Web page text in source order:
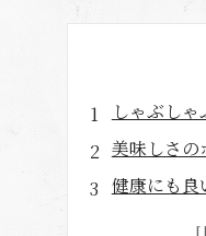
しゃぶし
美味しさの
健康にも良
自宅でも